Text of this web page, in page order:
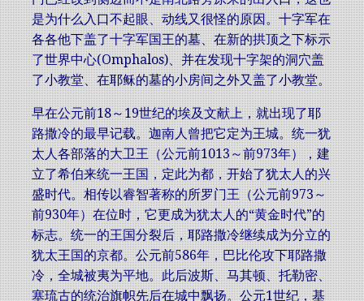
是为什么入口不起眼、动线又很怪的原因。十字军在
各各他下盖了十字军国王的墓、在新的拱顶之下标示
了世界中心(Omphalos)、并在发现十字架的洞穴盖
了小教堂、在耶稣的墓的小房间之外又盖了小教堂。
早在公元前18～19世纪的埃及文献上，就出现了耶
路撒冷的最早记载。迦南人曾把它定为王城。统一犹
太人各部落的大卫王（公元前1013～前973年），建
立了希伯来统一王国，定此为都，开始了犹太人的兴
盛时代。相传以睿智著称的所罗门王（公元前973～
前930年）在位时，它更成为犹太人的“黄金时代”的
标志。统一的王国分裂后，耶路撒冷继续成为分立的
犹太王国的京都。公元前586年，巴比伦攻下耶路撒
冷，全城被夷为平地。此后波斯、马其顿、托勒密、
塞琉古的统治旗帜先后在城中飘扬。公元1世纪，基